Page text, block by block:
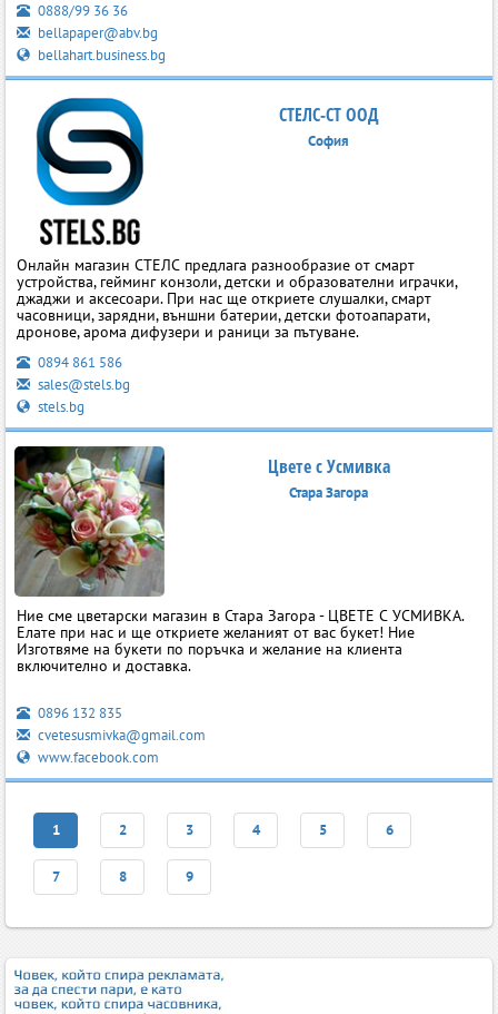
0888/99 36 36
bellapaper@abv.bg
bellahart.business.bg
СТЕЛС-СТ ООД
София
Онлайн магазин СТЕЛС предлага разнообразие от смарт
устройства, гейминг конзоли, детски и образователни играчки,
джаджи и аксесоари. При нас ще откриете слушалки, смарт
часовници, зарядни, външни батерии, детски фотоапарати,
дронове, арома дифузери и раници за пътуване.
0894 861 586
sales@stels.bg
stels.bg
Цвете с Усмивка
Стара Загора
Ние сме цветарски магазин в Стара Загора - ЦВЕТЕ С УСМИВКА.
Eлате при нас и ще откриете желаният от вас букет! Ние
Изготвяме на букети по поръчка и желание на клиента
включително и доставка.
0896 132 835
cvetesusmivka@gmail.com
www.facebook.com
1 2 3 4 5 6
7 8 9